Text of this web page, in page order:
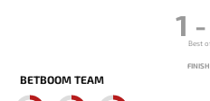
BETBOOM TEAM
1 -
Best